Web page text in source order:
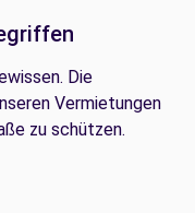
Die
Vermietungen
zu schützen.